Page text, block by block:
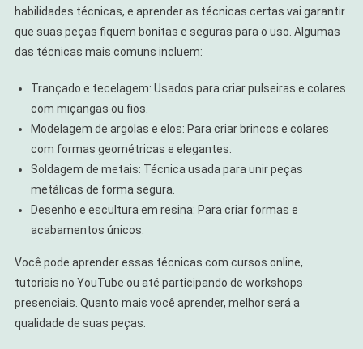
habilidades técnicas, e aprender as técnicas certas vai garantir
que suas peças fiquem bonitas e seguras para o uso. Algumas
das técnicas mais comuns incluem:
Trançado e tecelagem: Usados para criar pulseiras e colares
com miçangas ou fios.
Modelagem de argolas e elos: Para criar brincos e colares
com formas geométricas e elegantes.
Soldagem de metais: Técnica usada para unir peças
metálicas de forma segura.
Desenho e escultura em resina: Para criar formas e
acabamentos únicos.
Você pode aprender essas técnicas com cursos online,
tutoriais no YouTube ou até participando de workshops
presenciais. Quanto mais você aprender, melhor será a
qualidade de suas peças.